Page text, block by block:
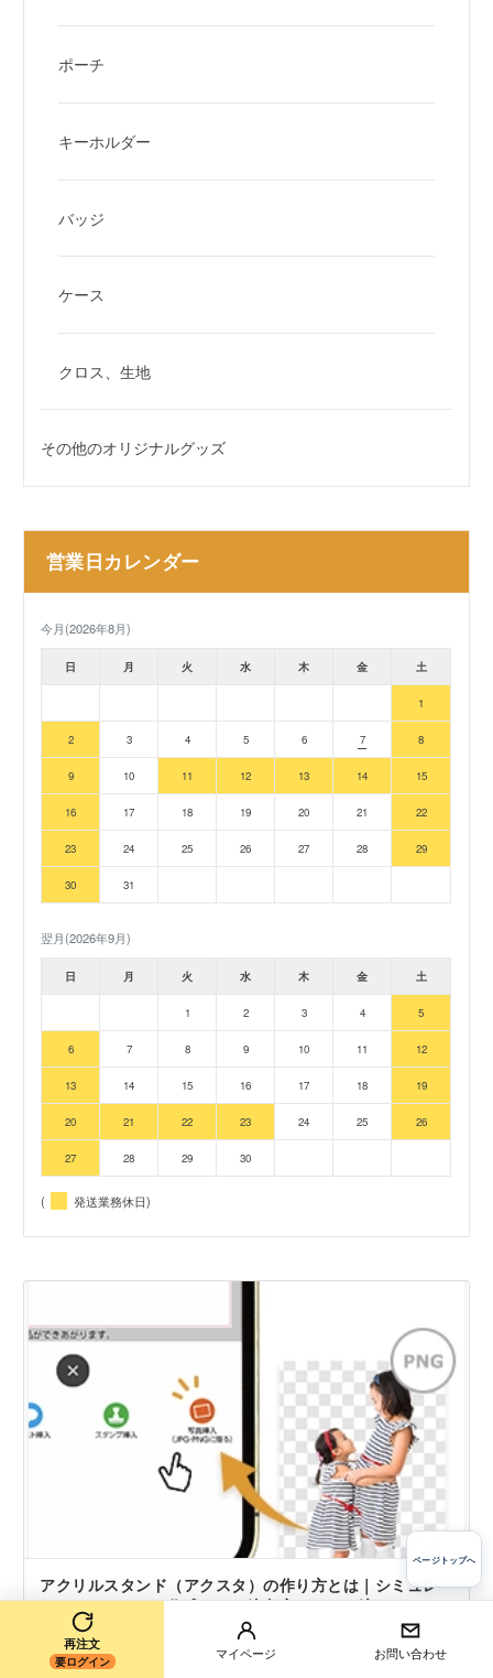
ポーチ
キーホルダー
バッジ
ケース
クロス、生地
その他のオリジナルグッズ
営業日カレンダー
今月(2026年8月)
日 月 火 水 木 金 土
1
2 3 4 5 6 7 8
9 10 11 12 13 14 15
16 17 18 19 20 21 22
23 24 25 26 27 28 29
30 31
翌月(2026年9月)
日 月 火 水 木 金 土
1 2 3 4 5
6 7 8 9 10 11 12
13 14 15 16 17 18 19
20 21 22 23 24 25 26
27 28 29 30
( 発送業務休日)
アクリルスタンド（アクスタ）の作り方とは｜シミュレ
ーターでのデータ作成からご注文完了までの流れ
再注文
要ログイン
マイページ お問い合わせ
ページトップへ